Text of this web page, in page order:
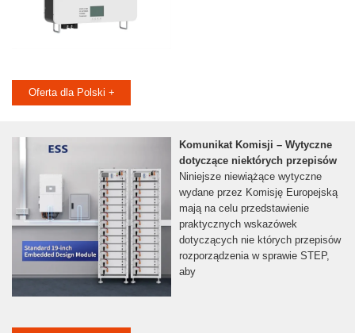
Oferta dla Polski +
Komunikat Komisji – Wytyczne
dotyczące niektórych przepisów
Niniejsze niewiążące wytyczne
wydane przez Komisję Europejską
mają na celu przedstawienie
praktycznych wskazówek
dotyczących nie których przepisów
rozporządzenia w sprawie STEP,
aby